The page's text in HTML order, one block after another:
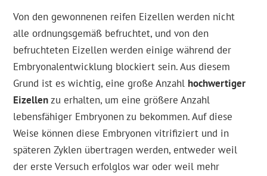
Von den gewonnenen reifen Eizellen werden nicht
alle ordnungsgemäß befruchtet, und von den
befruchteten Eizellen werden einige während der
Embryonalentwicklung blockiert sein. Aus diesem
Grund ist es wichtig, eine große Anzahl hochwertiger
Eizellenzu erhalten, um eine größere Anzahl
lebensfähiger Embryonen zu bekommen. Auf diese
Weise können diese Embryonen vitrifiziert und in
späteren Zyklen übertragen werden, entweder weil
der erste Versuch erfolglos war oder weil mehr